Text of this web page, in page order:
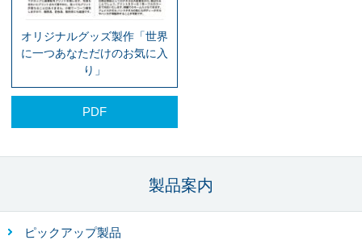
オリジナルグッズ製作「世界
に一つあなただけのお気に入
り」
PDF
製品案内
ピックアップ製品